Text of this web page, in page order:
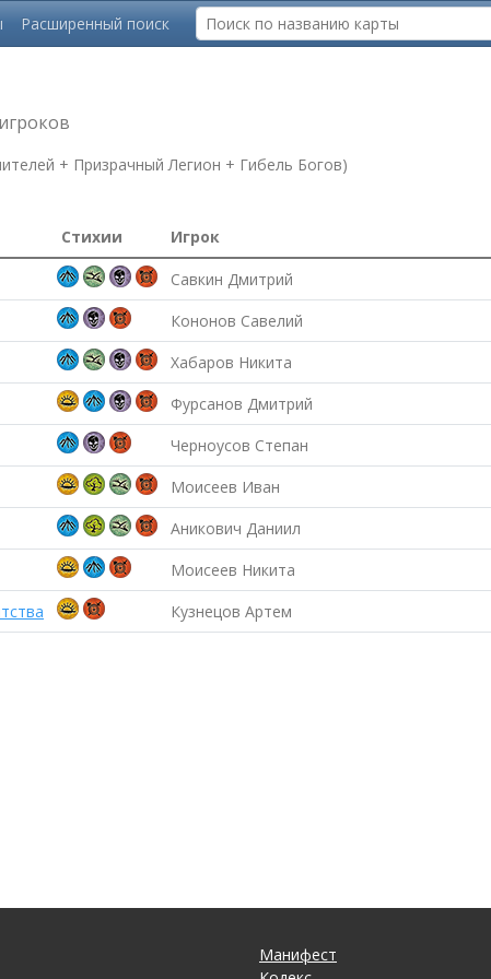
Расширенный поиск
+ Призрачный Легион + Гибель Богов)
Стихии Игрок
Савкин Дмитрий
Кононов Савелий
Хабаров Никита
Фурсанов Дмитрий
Черноусов Степан
Моисеев Иван
Аникович Даниил
Моисеев Никита
Кузнецов Артем
Манифест